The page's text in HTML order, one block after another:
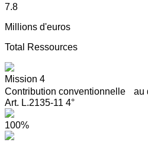
7.8
Millions d'euros
Total Ressources
Mission 4
Contribution conventionnelle au
Art. L.2135-11 4°
100%